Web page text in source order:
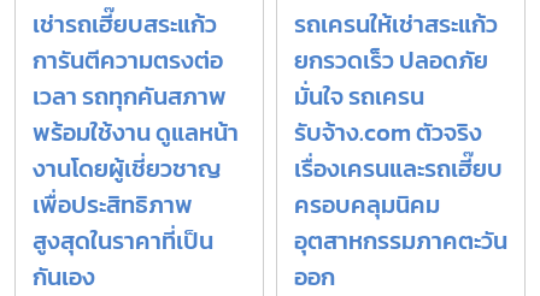
เช่ารถเฮี๊ยบสระแก้ว
การันตีความตรงต่อ
เวลา รถทุกคันสภาพ
พร้อมใช้งาน ดูแลหน้า
งานโดยผู้เชี่ยวชาญ
เพื่อประสิทธิภาพ
สูงสุดในราคาที่เป็น
กันเอง
รถเครนให้เช่าสระแก้ว
ยกรวดเร็ว ปลอดภัย
มั่นใจ รถเครน
รับจ้าง.com ตัวจริง
เรื่องเครนและรถเฮี๊ยบ
ครอบคลุมนิคม
อุตสาหกรรมภาคตะวัน
ออก